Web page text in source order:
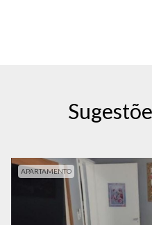
APARTAMENTO